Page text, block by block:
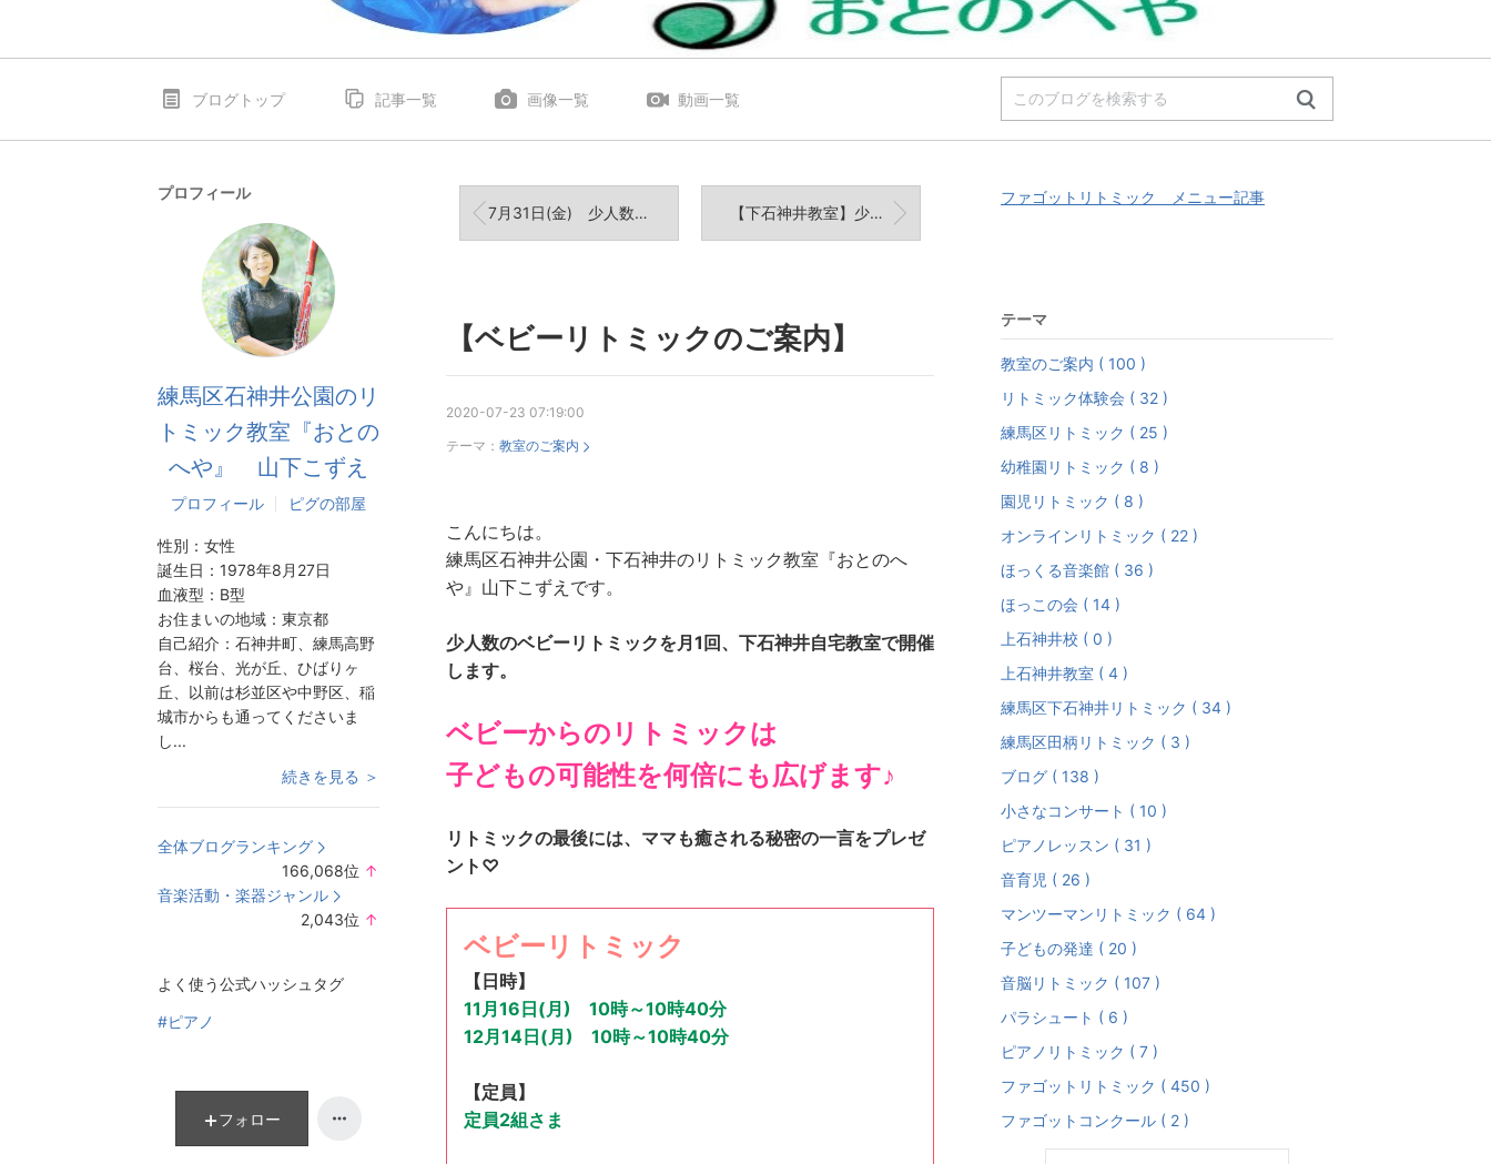
ブログトップ 記事一覧 画像一覧 動画一覧
7月31日(金) 少人数のベビーリトミック ご参加親子さま募集中。 【下石神井教室】少人数の園児(4歳児)リトミックの無料体験会
【ベビーリトミックのご案内】
2020-07-23 07:19:00
テーマ： 教室のご案内
こんにちは。
練馬区石神井公園・下石神井のリトミック教室『おとのへ
や』山下こずえです。
少人数のベビーリトミックを月1回、下石神井自宅教室で開催
します。
ベビーからのリトミックは
子どもの可能性を何倍にも広げます♪
リトミックの最後には、ママも癒される秘密の一言をプレゼ
ント♡
ベビーリトミック
【日時】
11月16日(月) 10時～10時40分
12月14日(月) 10時～10時40分
【定員】
定員2組さま
ファゴットリトミック メニュー記事
テーマ
教室のご案内 ( 100 )
リトミック体験会 ( 32 )
練馬区リトミック ( 25 )
幼稚園リトミック ( 8 )
園児リトミック ( 8 )
オンラインリトミック ( 22 )
ほっくる音楽館 ( 36 )
ほっこの会 ( 14 )
上石神井校 ( 0 )
上石神井教室 ( 4 )
練馬区下石神井リトミック ( 34 )
練馬区田柄リトミック ( 3 )
ブログ ( 138 )
小さなコンサート ( 10 )
ピアノレッスン ( 31 )
音育児 ( 26 )
マンツーマンリトミック ( 64 )
子どもの発達 ( 20 )
音脳リトミック ( 107 )
パラシュート ( 6 )
ピアノリトミック ( 7 )
ファゴットリトミック ( 450 )
ファゴットコンクール ( 2 )
プロフィール
練馬区石神井公園のリ
トミック教室『おとの
へや』 山下こずえ
プロフィール ピグの部屋
性別： 女性
誕生日： 1978年8月27日
血液型： B型
お住まいの地域： 東京都
自己紹介： 石神井町、練馬高野
台、桜台、光が丘、ひばりヶ
丘、以前は杉並区や中野区、稲
城市からも通ってくださいま
し...
続きを見る ＞
全体ブログランキング
166,068位 ↑
音楽活動・楽器ジャンル
2,043位 ↑
よく使う公式ハッシュタグ
#ピアノ
フォロー